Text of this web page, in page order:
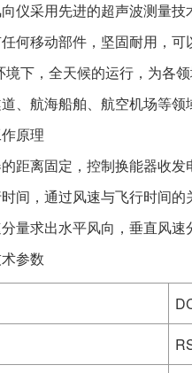
仪采用先进的超声波测量
何移动部件，坚固耐用，
下，全天候的运行，为各
、航海船舶、航空机场等领
原理
距离固定，控制换能器收
间，通过风速与飞行时间
量求出水平风向，垂直风速
参数